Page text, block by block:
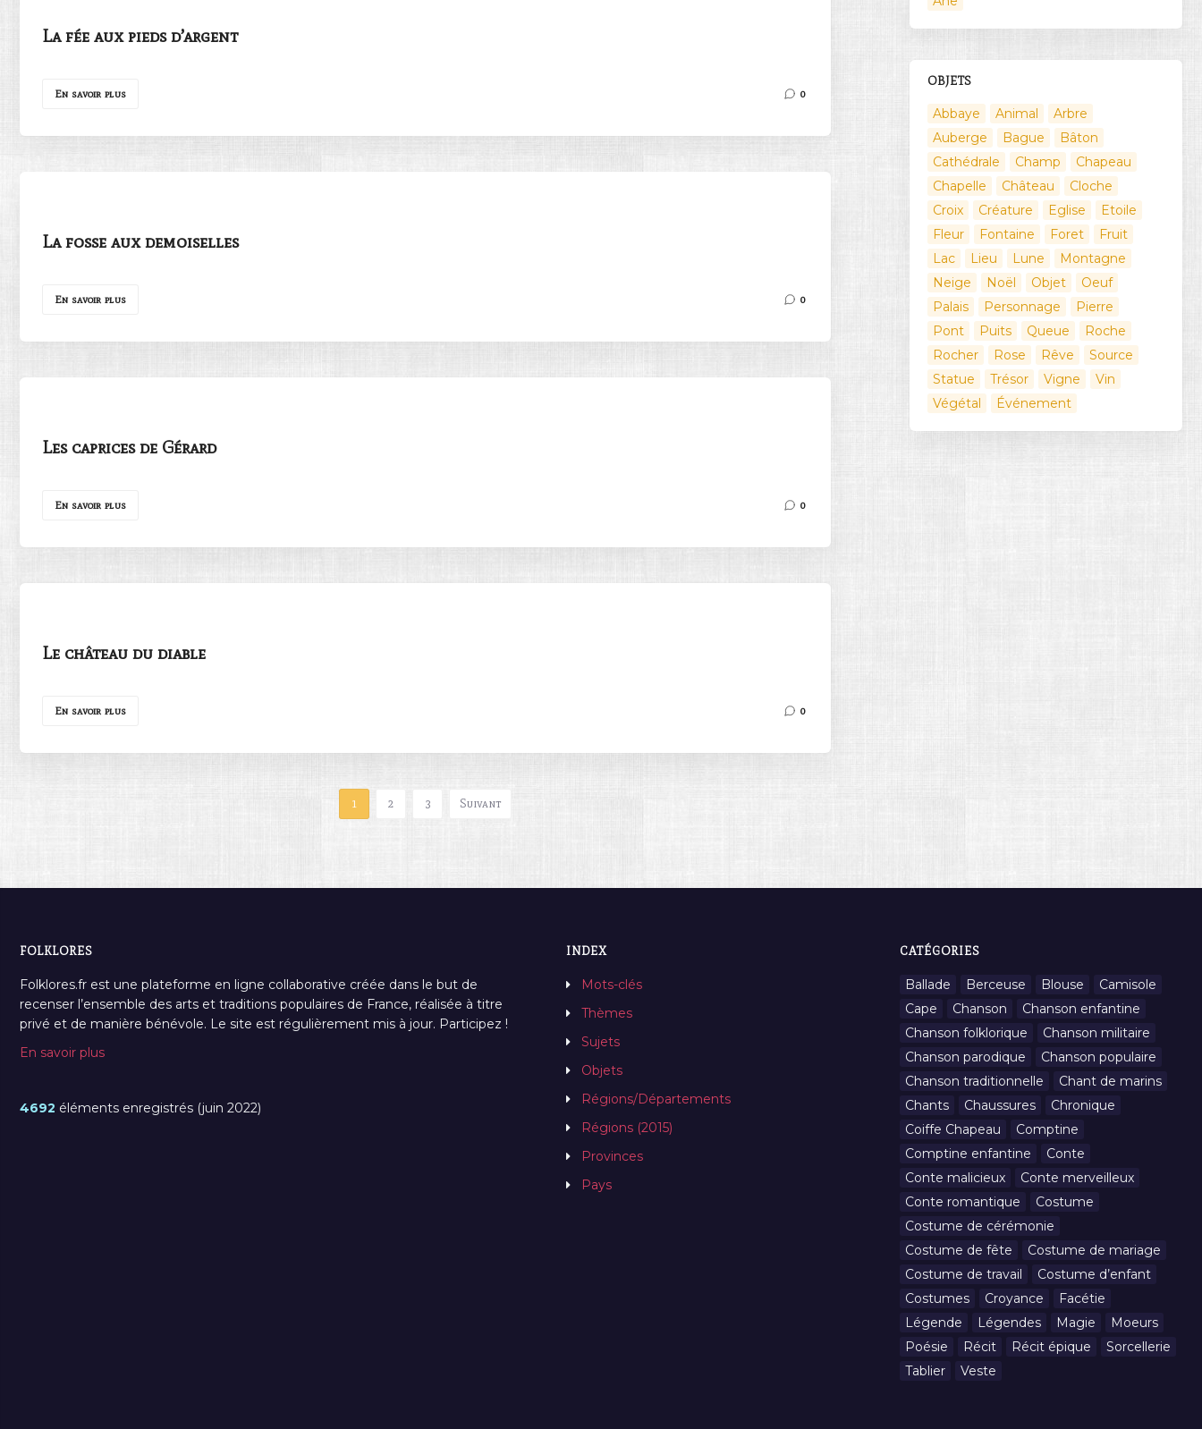
La fée aux pieds d’argent
En savoir plus 0
La fosse aux demoiselles
En savoir plus 0
Les caprices de Gérard
En savoir plus 0
Le château du diable
En savoir plus 0
1 2 3 Suivant
OBJETS
Abbaye Animal
Arbre
Auberge
Bague
Bâton
Cathédrale
Champ
Chapeau
Chapelle
Château
Cloche
Croix
Créature Eglise
Etoile
Fleur
Fontaine Foret
Fruit
Lac
Lieu Lune
Montagne
Neige
Noël Objet
Oeuf
Palais
Personnage
Pierre
Pont
Puits Queue
Roche
Rocher
Rose Rêve
Source
Statue
Trésor Vigne
Vin
Végétal
Événement
FOLKLORES
Folklores.fr est une plateforme en ligne collaborative créée dans le but de
recenser l’ensemble des arts et traditions populaires de France, réalisée à titre
privé et de manière bénévole. Le site est régulièrement mis à jour. Participez !
En savoir plus
4692 éléments enregistrés (juin 2022)
INDEX
Mots-clés
Thèmes
Sujets
Objets
Régions/Départements
Régions (2015)
Provinces
Pays
CATÉGORIES
Ballade Berceuse Blouse
Camisole
Cape
Chanson
Chanson enfantine
Chanson folklorique
Chanson militaire
Chanson parodique
Chanson populaire
Chanson traditionnelle
Chant de marins
Chants
Chaussures
Chronique
Coiffe Chapeau
Comptine
Comptine enfantine
Conte
Conte malicieux
Conte merveilleux
Conte romantique
Costume
Costume de cérémonie
Costume de fête
Costume de mariage
Costume de travail
Costume d’enfant
Costumes
Croyance
Facétie
Légende
Légendes Magie
Moeurs
Poésie
Récit Récit épique
Sorcellerie
Tablier
Veste